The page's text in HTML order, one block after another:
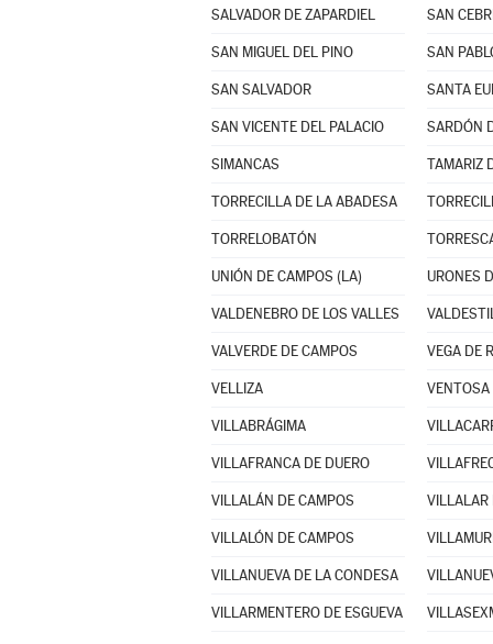
SALVADOR DE ZAPARDIEL SAN
SAN MIGUEL DEL PINO SAN
SAN SALVADOR SANTA
SAN VICENTE DEL PALACIO SARDÓN
SIMANCAS TAMARIZ
TORRECILLA DE LA ABADESA
TORRELOBATÓN
UNIÓN DE CAMPOS (LA) URONES
VALDENEBRO DE LOS VALLES
VALVERDE DE CAMPOS VEGA DE
VELLIZA VENTOSA
VILLABRÁGIMA
VILLAFRANCA DE DUERO
VILLALÁN DE CAMPOS
VILLALÓN DE CAMPOS
VILLANUEVA DE LA CONDESA
VILLARMENTERO DE ESGUEVA